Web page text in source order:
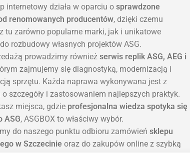
internetowy działa w oparciu o sprawdzone
renomowanych producentów, dzięki czemu
tu zarówno popularne marki, jak i unikatowe
rozbudowy własnych projektów ASG.
prowadzimy również serwis replik ASG, AEG i
zajmujemy się diagnostyką, modernizacją i
sprzętu. Każda naprawa wykonywana jest z
o szczegóły i zastosowaniem najlepszych praktyk.
miejsca, gdzie profesjonalna wiedza spotyka się
ASG, ASGBOX to właściwy wybór.
do naszego punktu odbioru zamówień sklepu
w Szczecinie oraz do zakupów online z szybką